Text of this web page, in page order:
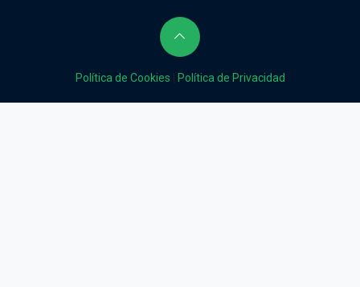
Política de Cookies Política de Privacidad